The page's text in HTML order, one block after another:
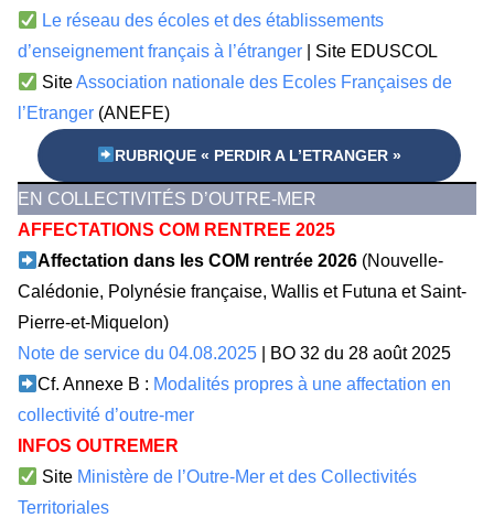
Le réseau des écoles et des établissements
d’enseignement français à l’étranger | Site EDUSCOL
SiteAssociation nationale des Ecoles Françaises de
l’Etranger (ANEFE)
RUBRIQUE « PERDIR A L’ETRANGER »
EN COLLECTIVITÉS D’OUTRE-MER
AFFECTATIONS COM RENTREE 2025
Affectation dans les COM rentrée 2026 (Nouvelle-
Calédonie, Polynésie française, Wallis et Futuna et Saint-
Pierre-et-Miquelon)
Note de service du 04.08.2025
| BO 32 du 28 août 2025
Cf. Annexe B : Modalités propres à une affectation en
collectivité d’outre-mer
INFOS OUTREMER
Site Ministère de l’Outre-Mer et des Collectivités
Territoriales